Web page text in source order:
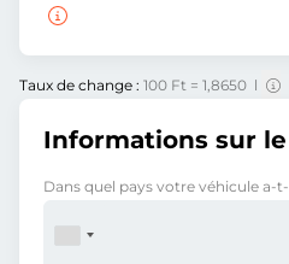
Taux de change : 100 Ft = 1,8650 l
Informations sur
Dans quel pays votre véhicule a-